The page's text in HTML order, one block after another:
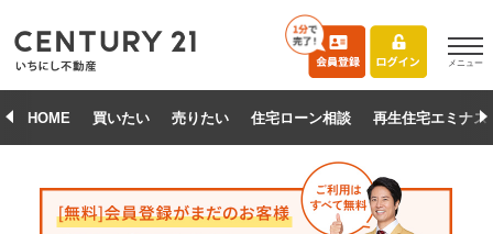
メニュー
HOME 買いたい 売りたい 住宅ローン相談 再生住宅エミナス